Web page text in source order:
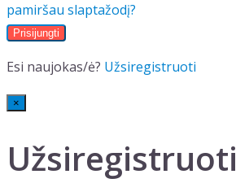
pamiršau slaptažodį?
Esi naujokas/ė? Užsiregistruoti
×
Užsiregistruoti